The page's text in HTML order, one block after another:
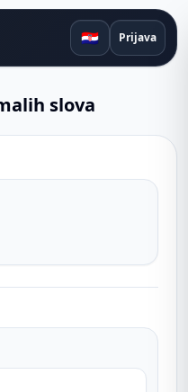
🇭🇷 Prijava
slova